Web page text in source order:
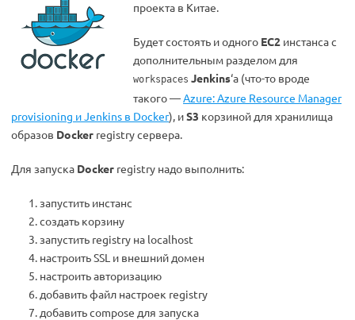
проекта в Китае.
Будет состоять и одного EC2 инстанса с
дополнительным разделом для
workspaces Jenkins‘а (что-то вроде
такого —Azure: Azure Resource Manager
provisioning и Jenkins в Docker), иS3 корзиной для хранилища
образов Docker registry сервера.
Для запуска Docker registry надо выполнить:
запустить инстанс
создать корзину
запустить registry на localhost
настроить SSL и внешний домен
настроить авторизацию
добавить файл настроек registry
добавить compose для запуска